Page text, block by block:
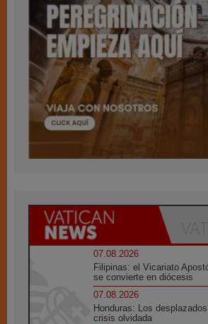
07.08.2026
Filipinas: el Vicariato
se convierte en diócesis
07.08.2026
Honduras: Los
crisis olvidada